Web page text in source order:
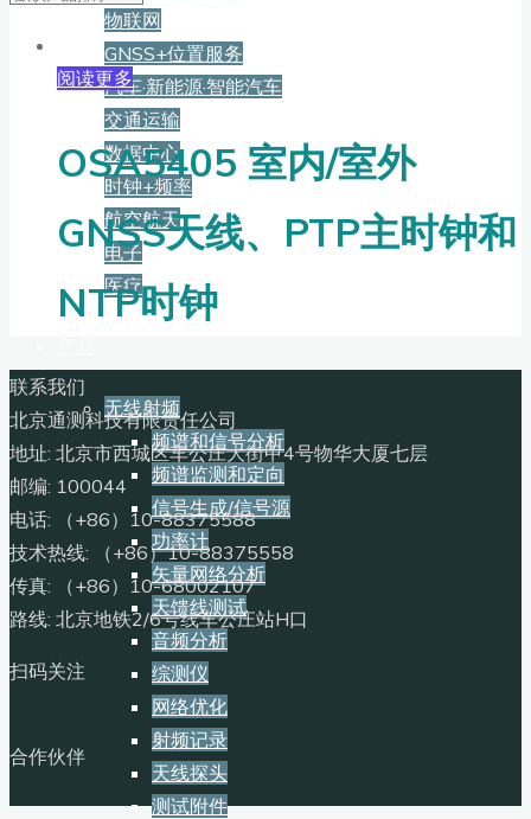
物联网
GNSS+位置服务
汽车·新能源·智能汽车
交通运输
数据中心
时钟+频率
航空航天
电子
医疗
无线射频
频谱和信号分析
频谱监测和定向
信号生成/信号源
功率计
矢量网络分析
天馈线测试
音频分析
综测仪
网络优化
射频记录
天线探头
测试附件
阅读更多
OSA5405 室内/室外
GNSS天线、PTP主时钟和
NTP时钟
联系我们
北京通测科技有限责任公司
地址: 北京市西城区车公庄大街甲4号物华大厦七层
邮编: 100044
电话: （+86）10-88375588
技术热线: （+86）10-88375558
传真: （+86）10-68002107
路线: 北京地铁2/6号线车公庄站H口
扫码关注
合作伙伴